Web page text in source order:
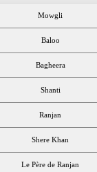
Mowgli
Baloo
Bagheera
Shanti
Ranjan
Shere Khan
Le Père de Ranjan